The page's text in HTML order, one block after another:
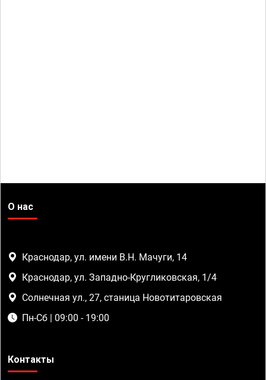
О нас
Краснодар, ул. имени В.Н. Мачуги, 14
Краснодар, ул. Западно-Кругликовская, 1/4
Солнечная ул., 27, станица Новотитаровская
Пн-Сб | 09:00 - 19:00
Контакты